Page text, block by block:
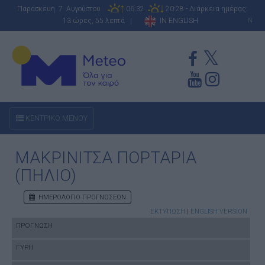
Παρασκευή 7 Αυγούστου 06:32
20:28 - Διάρκεια ημέρας:
13 ώρες, 55 λεπτά |
IN ENGLISH N
ΚΕΝΤΡΙΚΟ ΜΕΝΟΥ
ΜΑΚΡΙΝΙΤΣΑ ΠΟΡΤΑΡΙΑ
(ΠΗΛΙΟ)
ΗΜΕΡΟΛΟΓΙΟ ΠΡΟΓΝΩΣΕΩΝ
ΕΚΤΥΠΩΣΗ | ENGLISH VERSION
ΠΡΟΓΝΩΣΗ
ΓΥΡΗ